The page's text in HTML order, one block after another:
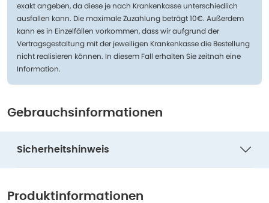
exakt angeben, da diese je nach Krankenkasse unterschiedlich
ausfallen kann. Die maximale Zuzahlung beträgt 10€. Außerdem
kann es in Einzelfällen vorkommen, dass wir aufgrund der
Vertragsgestaltung mit der jeweiligen Krankenkasse die Bestellung
nicht realisieren können. In diesem Fall erhalten Sie zeitnah eine
Information.
Gebrauchsinformationen
Sicherheitshinweis
Produktinformationen